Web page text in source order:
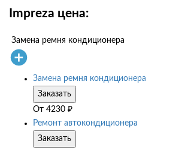
Impreza цена:
Замена ремня кондиционера
Замена ремня кондиционера
Заказать
От 4230 ₽
Ремонт автокондиционера
Заказать